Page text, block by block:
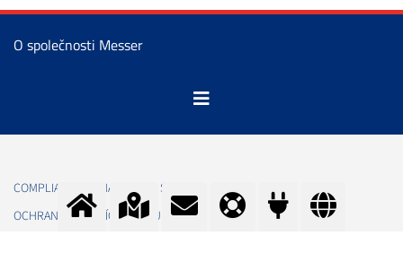
O společnosti Messer
COMPLIANCE MANAGEMENT SYSTEM
OCHRANA OSOBNÍCH ÚDAJŮ